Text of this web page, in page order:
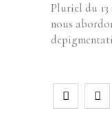
Pluriel du 13
nous